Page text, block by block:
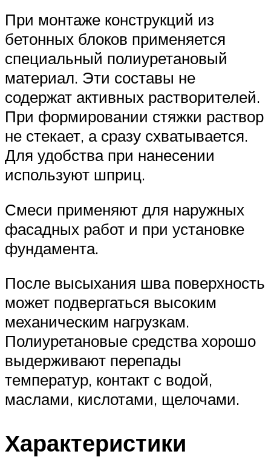
При монтаже конструкций из
бетонных блоков применяется
специальный полиуретановый
материал. Эти составы не
содержат активных растворителей.
При формировании стяжки раствор
не стекает, а сразу схватывается.
Для удобства при нанесении
используют шприц.
Смеси применяют для наружных
фасадных работ и при установке
фундамента.
После высыхания шва поверхность
может подвергаться высоким
механическим нагрузкам.
Полиуретановые средства хорошо
выдерживают перепады
температур, контакт с водой,
маслами, кислотами, щелочами.
Характеристики